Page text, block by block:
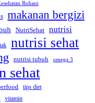
Rohani
makanan bergizi
NutriSehat nutrisi
nutrisi sehat
nutrisi tubuh omega 3
sehat
tips diet
vitamin